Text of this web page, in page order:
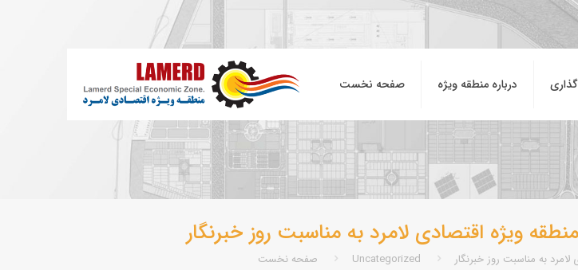
صفحه نخست درباره منطقه ويژه
ویژه اقتصادی لامرد به مناسبت روز خبرنگار
صفحه نخست Uncategorized به مناسبت روز خبرنگار